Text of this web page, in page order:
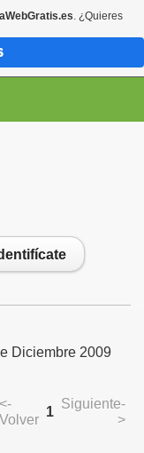
Diciembre 2009
<-
Volver
1
Siguiente-
>
. ¿Quieres